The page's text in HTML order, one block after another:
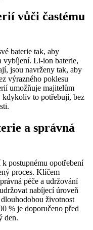
vůči častému
baterie tak, aby
vybíjení. Li-ion baterie,
jsou navrženy tak, aby
výrazného poklesu
umožňuje majitelům
kdykoliv to potřebují, bez
a správná
postupnému opotřebení
proces. Klíčem
péče a udržování
nabíjecí úroveň
životnost
% je doporučeno před
den.